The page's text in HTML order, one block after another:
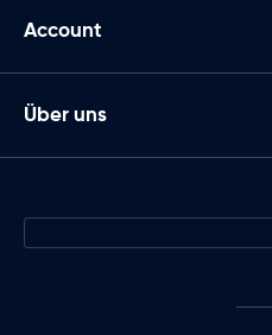
Account
Über uns